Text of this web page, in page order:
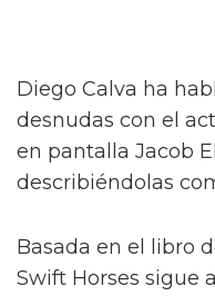
Diego Calva ha
desnudas con el
en pantalla Jacob
describiéndolas
Basada en el libro
Swift Horses sigue